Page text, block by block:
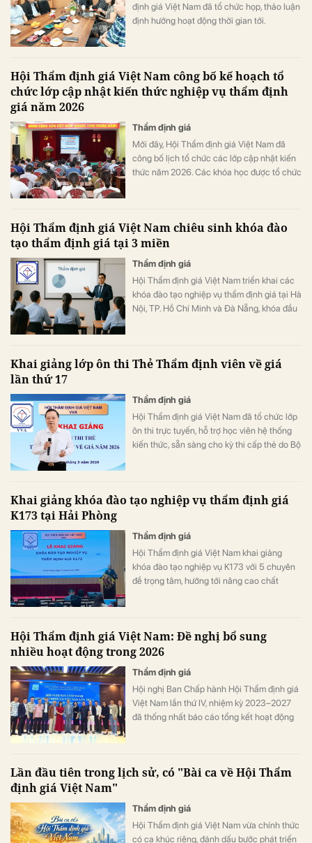
định giá Việt Nam đã tổ chức họp, thảo luận
định hướng hoạt động thời gian tới.
Hội Thẩm định giá Việt Nam công bố kế hoạch tổ
chức lớp cập nhật kiến thức nghiệp vụ thẩm định
giá năm 2026
Thẩm định giá
Mới đây, Hội Thẩm định giá Việt Nam đã
công bố lịch tổ chức các lớp cập nhật kiến
thức năm 2026. Các khóa học được tổ chức
Hội Thẩm định giá Việt Nam chiêu sinh khóa đào
tạo thẩm định giá tại 3 miền
Thẩm định giá
Hội Thẩm định giá Việt Nam triển khai các
khóa đào tạo nghiệp vụ thẩm định giá tại Hà
Nội, TP. Hồ Chí Minh và Đà Nẵng, khóa đầu
Khai giảng lớp ôn thi Thẻ Thẩm định viên về giá
lần thứ 17
Thẩm định giá
Hội Thẩm định giá Việt Nam đã tổ chức lớp
ôn thi trực tuyến, hỗ trợ học viên hệ thống
kiến thức, sẵn sàng cho kỳ thi cấp thẻ do Bộ
Khai giảng khóa đào tạo nghiệp vụ thẩm định giá
K173 tại Hải Phòng
Thẩm định giá
Hội Thẩm định giá Việt Nam khai giảng
khóa đào tạo nghiệp vụ K173 với 5 chuyên
đề trọng tâm, hướng tới nâng cao chất
Hội Thẩm định giá Việt Nam: Đề nghị bổ sung
nhiều hoạt động trong 2026
Thẩm định giá
Hội nghị Ban Chấp hành Hội Thẩm định giá
Việt Nam lần thứ IV, nhiệm kỳ 2023–2027
đã thống nhất báo cáo tổng kết hoạt động
Lần đầu tiên trong lịch sử, có "Bài ca về Hội Thẩm
định giá Việt Nam"
Thẩm định giá
Hội Thẩm định giá Việt Nam vừa chính thức
có ca khúc riêng, đánh dấu bước phát triển